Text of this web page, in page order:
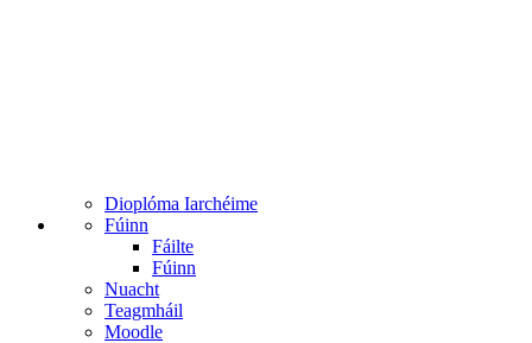
Dioplóma Iarchéime
Fúinn
Fáilte
Fúinn
Nuacht
Teagmháil
Moodle